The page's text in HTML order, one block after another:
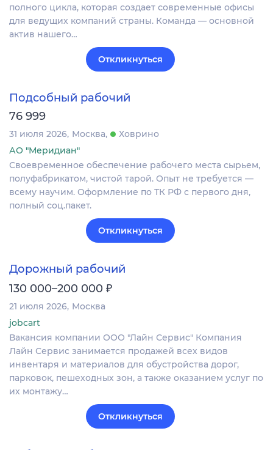
полного цикла, которая создает современные офисы
для ведущих компаний страны. Команда — основной
актив нашего…
Откликнуться
Подсобный рабочий
76 999
31 июля 2026 Москва
Ховрино
АО "Меридиан"
Своевременное обеспечение рабочего места сырьем,
полуфабрикатом, чистой тарой. Опыт не требуется —
всему научим. Оформление по ТК РФ с первого дня,
полный соц.пакет.
Откликнуться
Дорожный рабочий
130 000–200 000 ₽
21 июля 2026 Москва
jobcart
Вакансия компании ООО "Лайн Сервис" Компания
Лайн Сервис занимается продажей всех видов
инвентаря и материалов для обустройства дорог,
парковок, пешеходных зон, а также оказанием услуг по
их монтажу…
Откликнуться